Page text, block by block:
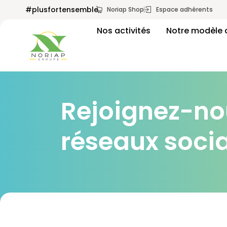
#plusfortensemble Noriap Shop Espace adhérents
Nos activités Notre modèle
Après Vivescia,
Transitions
Rejoignez-
réseaux